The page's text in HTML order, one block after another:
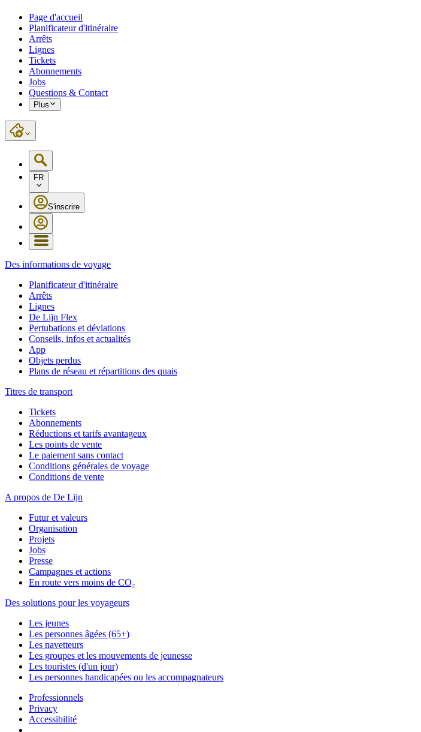
Page d'accueil
Planificateur d'itinéraire
Arrêts
Lignes
Tickets
Abonnements
Jobs
Questions & Contact
Plus
FR
S'inscrire
Des informations de voyage
Planificateur d'itinéraire
Arrêts
Lignes
De Lijn Flex
Pertubations et déviations
Conseils, infos et actualités
App
Objets perdus
Plans de réseau et répartitions des quais
Titres de transport
Tickets
Abonnements
Réductions et tarifs avantageux
Les points de vente
Le paiement sans contact
Conditions générales de voyage
Conditions de vente
A propos de De Lijn
Futur et valeurs
Organisation
Projets
Jobs
Presse
Campagnes et actions
En route vers moins de CO₂
Des solutions pour les voyageurs
Les jeunes
Les personnes âgées (65+)
Les navetteurs
Les groupes et les mouvements de jeunesse
Les touristes (d'un jour)
Les personnes handicapées ou les accompagnateurs
Professionnels
Privacy
Accessibilité